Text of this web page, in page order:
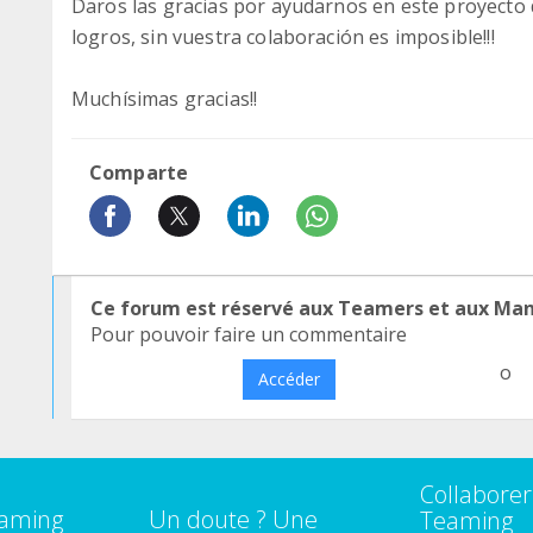
Daros las gracias por ayudarnos en este
logros, sin vuestra colaboración es imposible!!!
Muchísimas gracias!!
Comparte
Ce forum est réservé aux Teamers et aux
Pour pouvoir faire un commentaire
Accéder o
Un doute ? Une
Teaming